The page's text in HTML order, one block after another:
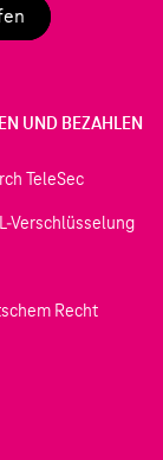
UND BEZAHLEN
TeleSec
Verschlüsselung
Recht